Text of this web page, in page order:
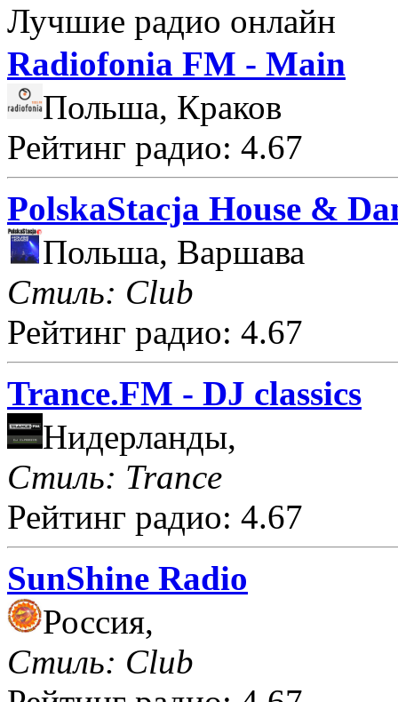
Лучшие радио онлайн
Radiofonia FM - Main
Польша, Краков
Рейтинг радио: 4.67
PolskaStacja House &
Польша, Варшава
Стиль: Club
Рейтинг радио: 4.67
Trance.FM - DJ classics
Нидерланды,
Стиль: Trance
Рейтинг радио: 4.67
SunShine Radio
Россия,
Стиль: Club